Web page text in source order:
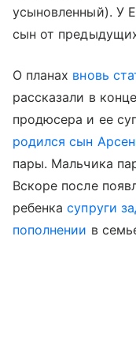
усыновленный). У
сын от
О планах вновь
рассказали в
продюсера и ее
родился сын
пары. Мальчика
Вскоре после
ребенкасупруги
пополнении в